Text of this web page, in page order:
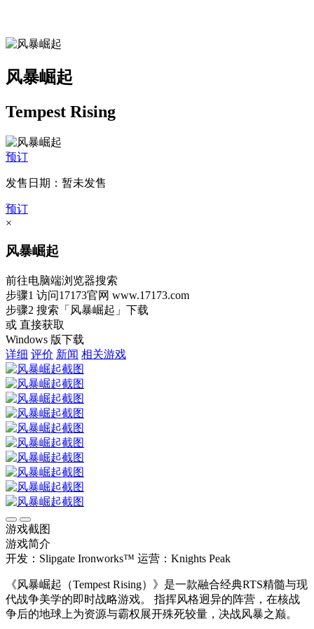
风暴崛起
Tempest Rising
预订
发售日期：暂未发售
预订
×
风暴崛起
前往电脑端浏览器搜索
步骤1 访问17173官网 www.17173.com
步骤2 搜索 「风暴崛起」 下载
或 直接获取
Windows 版下载
详细 评价 新闻 相关游戏
游戏截图
游戏简介
开发：Slipgate Ironworks™ 运营：Knights Peak
《风暴崛起（Tempest Rising）》是一款融合经典RTS精髓与现
代战争美学的即时战略游戏。 指挥风格迥异的阵营，在核战
争后的地球上为资源与霸权展开殊死较量，决战风暴之巅。